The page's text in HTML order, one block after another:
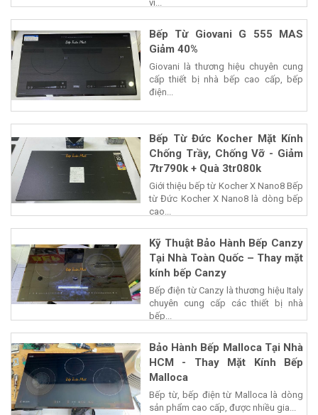
vì...
Bếp Từ Giovani G 555 MAS
Giảm 40%
Giovani là thương hiệu chuyên cung
cấp thiết bị nhà bếp cao cấp, bếp
điện...
Bếp Từ Đức Kocher Mặt Kính
Chống Trầy, Chống Vỡ - Giảm
7tr790k + Quà 3tr080k
Giới thiệu bếp từ Kocher X Nano8 Bếp
từ Đức Kocher X Nano8 là dòng bếp
cao...
Kỹ Thuật Bảo Hành Bếp Canzy
Tại Nhà Toàn Quốc – Thay mặt
kính bếp Canzy
Bếp điện từ Canzy là thương hiệu Italy
chuyên cung cấp các thiết bị nhà
bếp...
Bảo Hành Bếp Malloca Tại Nhà
HCM - Thay Mặt Kính Bếp
Malloca
Bếp từ, bếp điện từ Malloca là dòng
sản phẩm cao cấp, được nhiều gia...